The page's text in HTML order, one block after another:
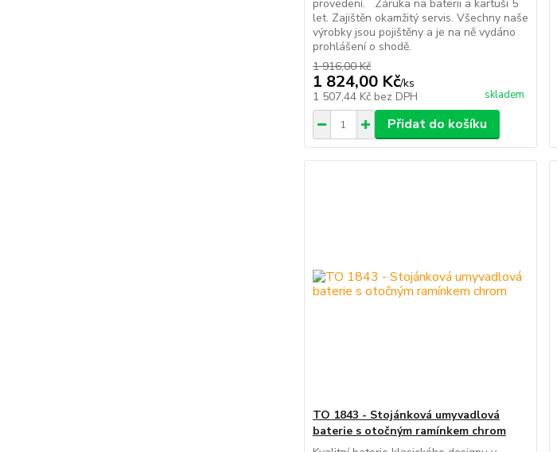
provedení. Záruka na baterii a kartuši 5
let. Zajištěn okamžitý servis. Všechny naše
výrobky jsou pojištěny a je na ně vydáno
prohlášení o shodě.
1 916,00 Kč
1 824,00 Kč/ks
1 507,44 Kč bez DPH skladem
Přidat do košíku
TO 1843 - Stojánková umyvadlová
baterie s otočným ramínkem chrom